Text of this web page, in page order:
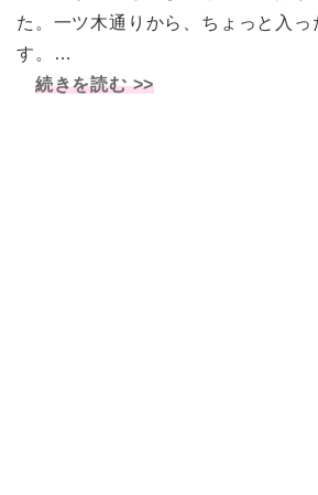
た。一ツ木通りから、ちょっと入っ
す。…
続きを読む >>